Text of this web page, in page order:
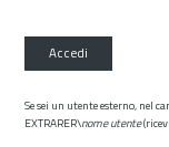
Accedi
Se sei un utente esterno, nel
EXTRARER\nome utente